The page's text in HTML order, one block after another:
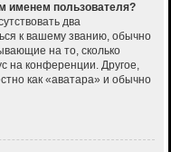
именем пользователя?
два
к вашему званию, обычно
на то, сколько
на конференции. Другое,
как «аватара» и обычно